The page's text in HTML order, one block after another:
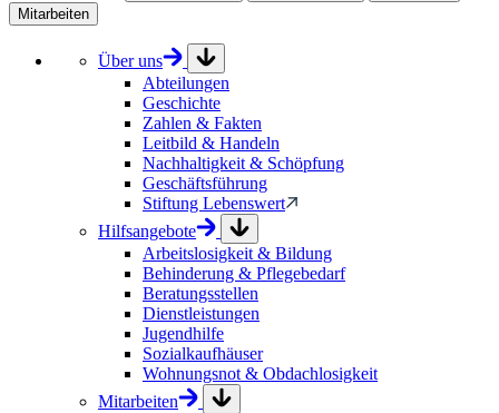
Mitarbeiten
Über uns
Abteilungen
Geschichte
Zahlen & Fakten
Leitbild & Handeln
Nachhaltigkeit & Schöpfung
Geschäftsführung
Stiftung Lebenswert
Hilfsangebote
Arbeitslosigkeit & Bildung
Behinderung & Pflegebedarf
Beratungsstellen
Dienstleistungen
Jugendhilfe
Sozialkaufhäuser
Wohnungsnot & Obdachlosigkeit
Mitarbeiten